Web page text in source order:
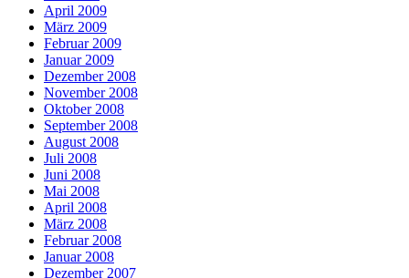
April 2009
März 2009
Februar 2009
Januar 2009
Dezember 2008
November 2008
Oktober 2008
September 2008
August 2008
Juli 2008
Juni 2008
Mai 2008
April 2008
März 2008
Februar 2008
Januar 2008
Dezember 2007